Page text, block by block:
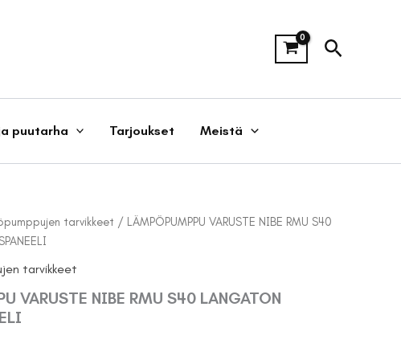
Hae
puutarha Tarjoukset Meistä
tarvikkeet / LÄMPÖPUMPPU VARUSTE NIBE RMU S40
tarvikkeet
VARUSTE NIBE RMU S40 LANGATON